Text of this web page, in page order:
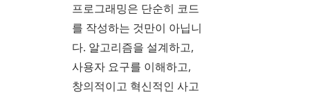
프로그래밍은 단순히 코드
를 작성하는 것만이 아닙니
다. 알고리즘을 설계하고,
사용자 요구를 이해하고,
창의적이고 혁신적인 사고